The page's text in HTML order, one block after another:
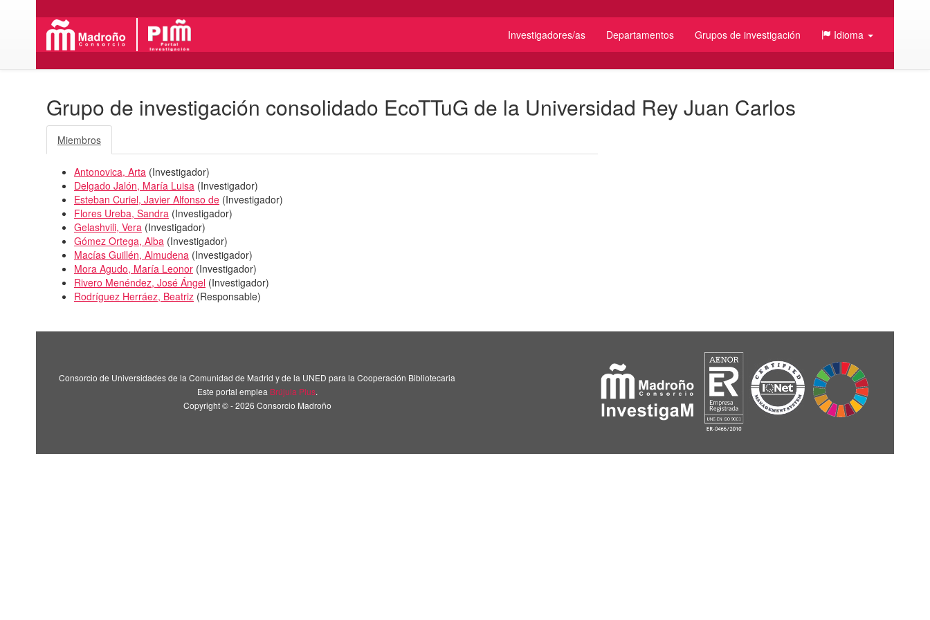
Investigadores/as Departamentos Grupos de investigación Idioma
Grupo de investigación consolidado EcoTTuG de la Universidad Rey Juan Carlos
Miembros
Antonovica, Arta (Investigador)
Delgado Jalón, María Luisa (Investigador)
Esteban Curiel, Javier Alfonso de (Investigador)
Flores Ureba, Sandra (Investigador)
Gelashvili, Vera (Investigador)
Gómez Ortega, Alba (Investigador)
Macías Guillén, Almudena (Investigador)
Mora Agudo, María Leonor (Investigador)
Rivero Menéndez, José Ángel (Investigador)
Rodríguez Herráez, Beatriz (Responsable)
Consorcio de Universidades de la Comunidad de Madrid y de la UNED para la Cooperación Bibliotecaria
Este portal emplea Brújula Plus.
Copyright © - 2026 Consorcio Madroño